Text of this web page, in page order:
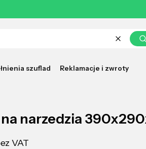
Wyczyść
szuflad Reklamacje i zwroty
na narzedzia
VAT